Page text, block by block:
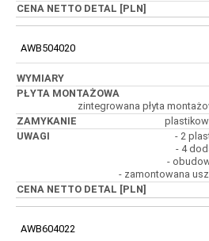
AWB504020
zintegrowana płyta
- 2
- 4
-
- zamontowana
AWB604022